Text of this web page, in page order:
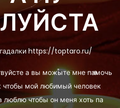
https://toptaro.ru/
а вы можыте мне памочь
мой любимый человек
люблю чтобы он меня хоть па